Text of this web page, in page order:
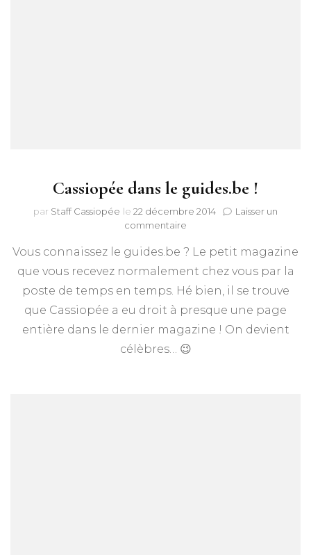
Cassiopée dans le guides.be !
par Staff Cassiopée le 22 décembre 2014
Laisser un
commentaire
dans
le
!
Vous connaissez le guides.be ? Le petit magazine
que vous recevez normalement chez vous par la
poste de temps en temps. Hé bien, il se trouve
que Cassiopée a eu droit à presque une page
entière dans le dernier magazine ! On devient
célèbres… 😉